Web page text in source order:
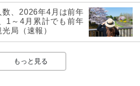
数、2026年4月は前年
1～4月累計でも前年
局（速報）
もっと見る